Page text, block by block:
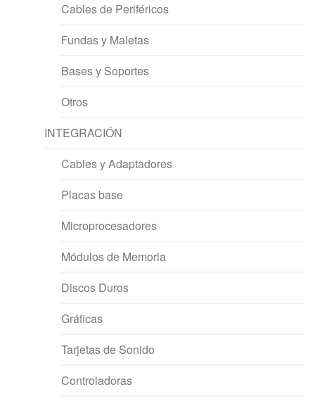
Cables de Periféricos
Fundas y Maletas
Bases y Soportes
Otros
INTEGRACIÓN
Cables y Adaptadores
Placas base
Microprocesadores
Módulos de Memoria
Discos Duros
Gráficas
Tarjetas de Sonido
Controladoras